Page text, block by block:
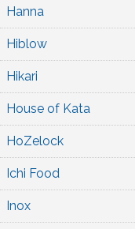
Hanna
Hiblow
Hikari
House of Kata
HoZelock
Ichi Food
Inox